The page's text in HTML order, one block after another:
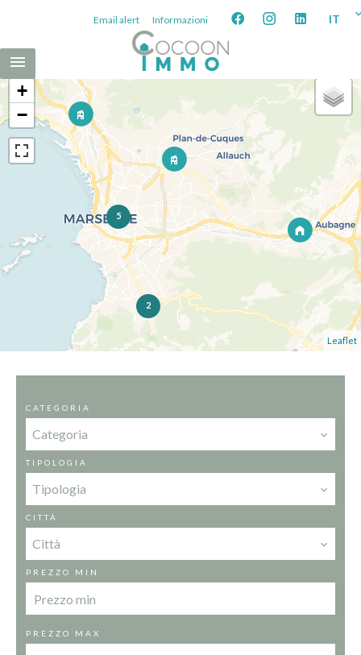
Email alert Informazioni IT
2
5
+
−
Leaflet
CATEGORIA
Categoria
TIPOLOGIA
Tipologia
CITTÀ
Città
PREZZO MIN
PREZZO MAX